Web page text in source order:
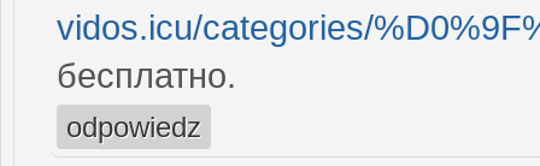
vidos.icu/categories/
бесплатно.
odpowiedz